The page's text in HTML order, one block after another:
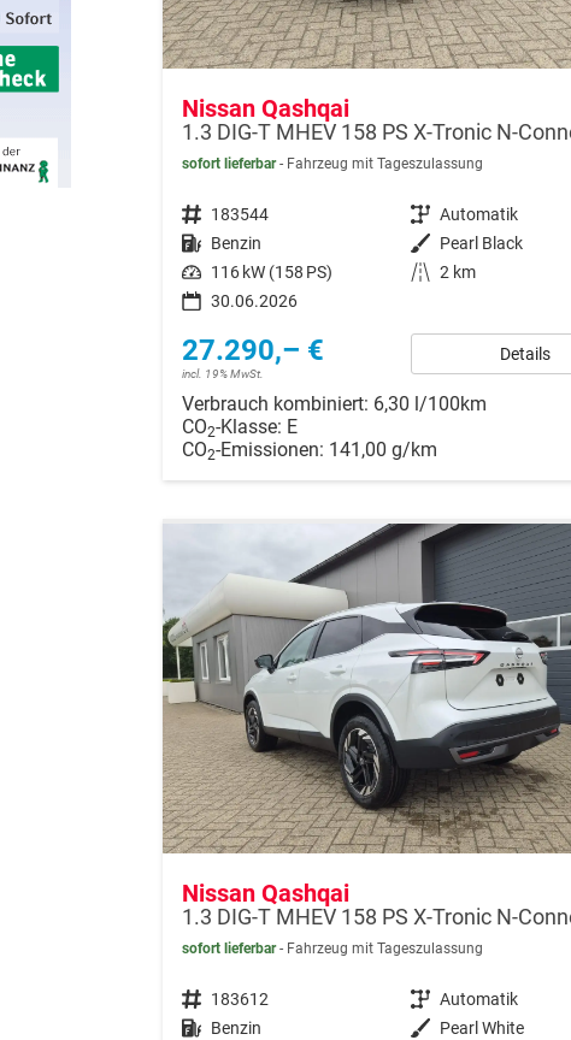
Nissan Qashqai
sofort lieferbar Fahrzeug mit Tageszulassung
Fahrzeugnr. 183544 Getriebe Automatik
Kraftstoff Benzin Außenfarbe Pearl Black
Leistung 116 kW (158 PS) Kilometerstand 2 km
30.06.2026
27.290,– €
incl. 19% MwSt.
Details
Verbrauch kombiniert: 6,30 l/100km
CO2-Klasse: E
CO2-Emissionen: 141,00 g/km
Nissan Qashqai
sofort lieferbar Fahrzeug mit Tageszulassung
Fahrzeugnr. 183612 Getriebe Automatik
Kraftstoff Benzin Außenfarbe Pearl White